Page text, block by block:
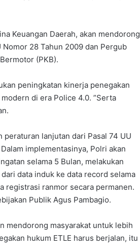
Keuangan Daerah, akan mendorong
28 Tahun 2009 dan Pergub
(PKB).
peningkatan kinerja penegakan
di era Police 4.0. ”Serta
peraturan lanjutan dari Pasal 74 UU
implementasinya, Polri akan
selama 5 Bulan, melakukan
data induk ke data record selama
registrasi ranmor secara permanen.
Publik Agus Pambagio.
mendorong masyarakat untuk lebih
hukum ETLE harus berjalan, itu